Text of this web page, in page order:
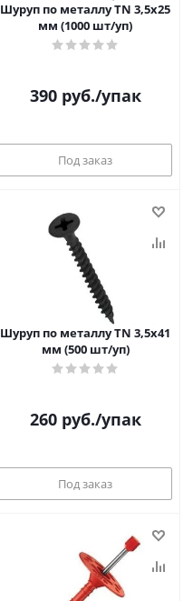
Шуруп по металлу TN 3,5х25
мм (1000 шт/уп)
390руб./упак
Под заказ
Шуруп по металлу TN 3,5х41
мм (500 шт/уп)
260руб./упак
Под заказ